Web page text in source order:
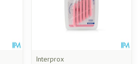
Interprox